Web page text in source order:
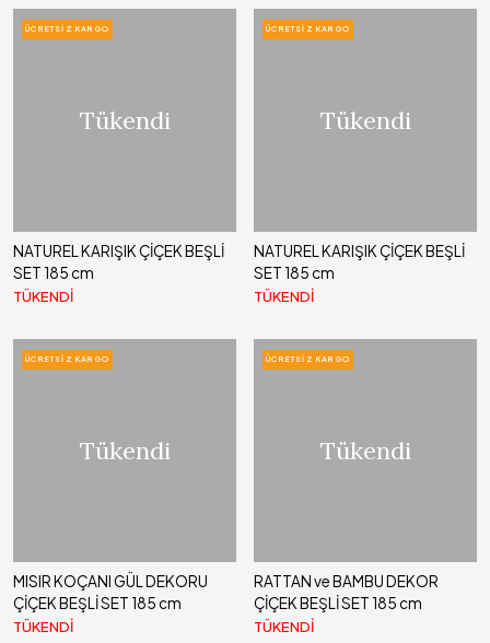
Tükendi
ÜCRETSIZ KARGO
NATUREL KARIŞIK ÇİÇEK BEŞLİ
SET 185 cm
TÜKENDİ
Tükendi
ÜCRETSIZ KARGO
NATUREL KARIŞIK ÇİÇEK BEŞLİ
SET 185 cm
TÜKENDİ
Tükendi
ÜCRETSIZ KARGO
MISIR KOÇANI GÜL DEKORU
ÇİÇEK BEŞLİ SET 185 cm
TÜKENDİ
Tükendi
ÜCRETSIZ KARGO
RATTAN ve BAMBU DEKOR
ÇİÇEK BEŞLİ SET 185 cm
TÜKENDİ